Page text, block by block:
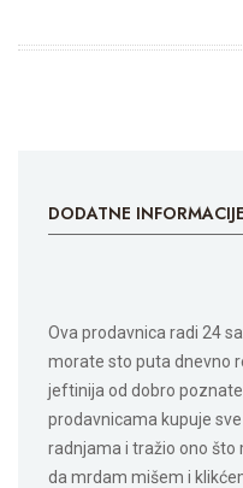
DODATNE
Ova prodavnica radi 24
morate sto puta dnevno
jeftinija od dobro
prodavnicama kupuje
radnjama i tražio ono što
da mrdam mišem i